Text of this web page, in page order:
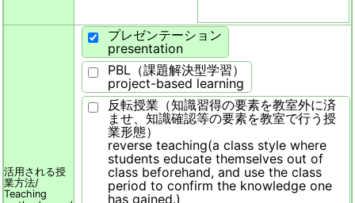
活用される授
業方法/
Teaching
プレゼンテーション
presentation
PBL（課題解決型学習）
project-based learning
反転授業（知識習得の要素を教室外に済
ませ、知識確認等の要素を教室で行う授
業形態）
reverse teaching(a class style where
students educate themselves out of
class beforehand, and use the class
period to confirm the knowledge one
has gained.)